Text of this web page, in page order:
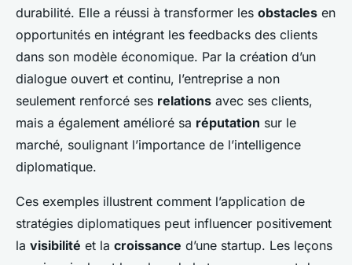
durabilité. Elle a réussi à transformer les obstacles en
opportunités en intégrant les feedbacks des clients
dans son modèle économique. Par la création d’un
dialogue ouvert et continu, l’entreprise a non
seulement renforcé ses relations avec ses clients,
mais a également amélioré sa réputation sur le
marché, soulignant l’importance de l’intelligence
diplomatique.
Ces exemples illustrent comment l’application de
stratégies diplomatiques peut influencer positivement
la visibilité et la croissance d’une startup. Les leçons